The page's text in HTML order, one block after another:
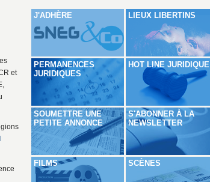
et
J'ADHÈRE LIEUX LIBERTINS
PERMANENCES
JURIDIQUES
HOT LINE JURIDIQUE
SOUMETTRE UNE
PETITE ANNONCE
S'ABONNER À LA
NEWSLETTER
FILMS SCÈNES